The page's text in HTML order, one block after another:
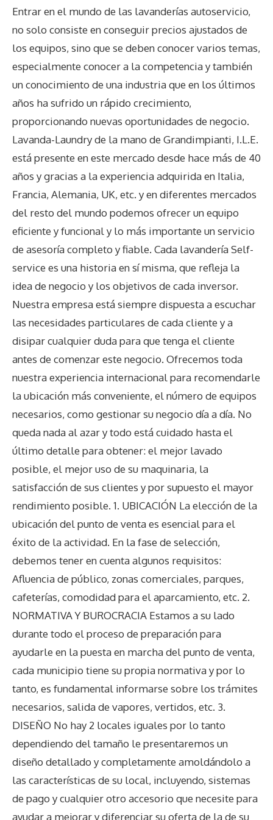
Entrar en el mundo de las lavanderías autoservicio,
no solo consiste en conseguir precios ajustados de
los equipos, sino que se deben conocer varios temas,
especialmente conocer a la competencia y también
un conocimiento de una industria que en los últimos
años ha sufrido un rápido crecimiento,
proporcionando nuevas oportunidades de negocio.
Lavanda-Laundry de la mano de Grandimpianti, I.L.E.
está presente en este mercado desde hace más de 40
años y gracias a la experiencia adquirida en Italia,
Francia, Alemania, UK, etc. y en diferentes mercados
del resto del mundo podemos ofrecer un equipo
eficiente y funcional y lo más importante un servicio
de asesoría completo y fiable. Cada lavandería Self-
service es una historia en sí misma, que refleja la
idea de negocio y los objetivos de cada inversor.
Nuestra empresa está siempre dispuesta a escuchar
las necesidades particulares de cada cliente y a
disipar cualquier duda para que tenga el cliente
antes de comenzar este negocio. Ofrecemos toda
nuestra experiencia internacional para recomendarle
la ubicación más conveniente, el número de equipos
necesarios, como gestionar su negocio día a día. No
queda nada al azar y todo está cuidado hasta el
último detalle para obtener: el mejor lavado
posible, el mejor uso de su maquinaria, la
satisfacción de sus clientes y por supuesto el mayor
rendimiento posible. 1. UBICACIÓN La elección de la
ubicación del punto de venta es esencial para el
éxito de la actividad. En la fase de selección,
debemos tener en cuenta algunos requisitos:
Afluencia de público, zonas comerciales, parques,
cafeterías, comodidad para el aparcamiento, etc. 2.
NORMATIVA Y BUROCRACIA Estamos a su lado
durante todo el proceso de preparación para
ayudarle en la puesta en marcha del punto de venta,
cada municipio tiene su propia normativa y por lo
tanto, es fundamental informarse sobre los trámites
necesarios, salida de vapores, vertidos, etc. 3.
DISEÑO No hay 2 locales iguales por lo tanto
dependiendo del tamaño le presentaremos un
diseño detallado y completamente amoldándolo a
las características de su local, incluyendo, sistemas
de pago y cualquier otro accesorio que necesite para
ayudar a mejorar y diferenciar su oferta de la de su